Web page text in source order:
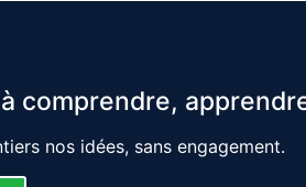
comprendre,
nos idées, sans engagement.